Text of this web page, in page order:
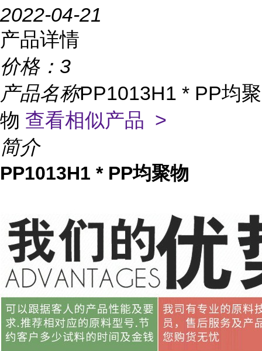
2022-04-21
产品详情
价格： 3
产品名称PP1013H1 * PP均聚
物 查看相似产品 >
简介
PP1013H1 * PP均聚物